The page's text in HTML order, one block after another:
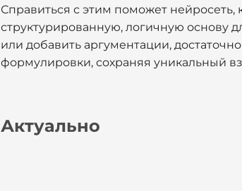
Справиться с этим поможет нейросеть,
структурированную, логичную основу
или добавить аргументации,
формулировки, сохраняя уникальный
Актуально